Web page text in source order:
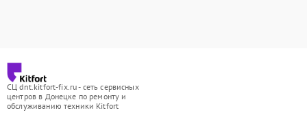
СЦ dnt.kitfort-fix.ru - сеть сервисных
центров в Донецке по ремонту и
обслуживанию техники Kitfort